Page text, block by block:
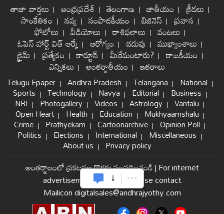
తాజా వార్తలు ఆంధ్రప్రదేశ్ తెలంగాణ జాతీయం క్రీడలు
సాంకేతికం నవ్య సంపాదకీయం బిజినెస్ ప్రవాస
ఫోటోలు వీడియోలు రాశిఫలాలు వంటలు
ఓపెన్ హార్ట్ విత్ ఆర్కే ఆరోగ్యం చదువు ముఖ్యాంశాలు
క్రైమ్ ప్రత్యేకం కార్టూన్ మీరేమంటారు? రాజకీయం
ఎన్నికలు అంతర్జాతీయం ఇతరాలు
Telugu Epaper Andhra Pradesh Telangana National
Sports Technology Navya Editorial Business
NRI Photogallery Videos Astrology Vantalu
Open Heart Health Education Mukhyaamshalu
Crime Prathyekam Cartoonarchive Opinion Poll
Politics Elections International Miscellaneous
About us Privacy policy
అంతర్జాలంలో ప్రకటనల కొరకు సంప్రదించండి|For internet
advertisement and sales please contact
Mailicon digitalsales@andhrajyothy.com